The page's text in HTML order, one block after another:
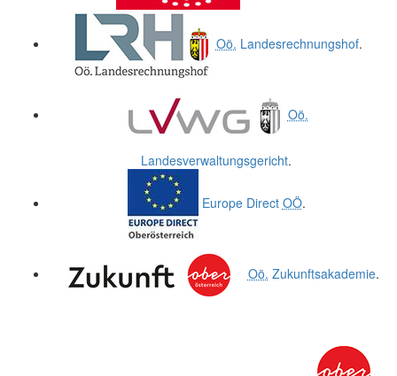
Oö. Landesrechnungshof.
Oö.
Landesverwaltungsgericht.
Europe Direct OÖ.
Oö. Zukunftsakademie.